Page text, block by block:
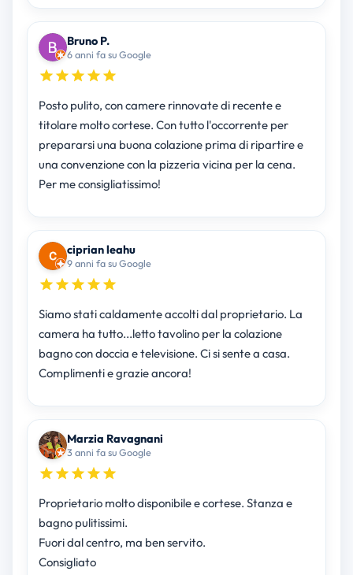
Bruno P.
6 anni fa su Google
Posto pulito, con camere rinnovate di recente e
titolare molto cortese. Con tutto l'occorrente per
prepararsi una buona colazione prima di ripartire e
una convenzione con la pizzeria vicina per la cena.
Per me consigliatissimo!
ciprian leahu
9 anni fa su Google
Siamo stati caldamente accolti dal proprietario. La
camera ha tutto...letto tavolino per la colazione
bagno con doccia e televisione. Ci si sente a casa.
Complimenti e grazie ancora!
Marzia Ravagnani
3 anni fa su Google
Proprietario molto disponibile e cortese. Stanza e
bagno pulitissimi.
Fuori dal centro, ma ben servito.
Consigliato